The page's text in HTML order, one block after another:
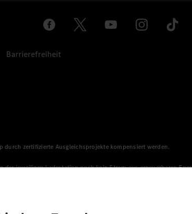
Barrierefreiheit
durch zertifizierte Ausgleichsprojekte kompensiert werden.
der jeweiligen Ladestation noch kein Strom aus erneuerbaren
Procedure) ermittelt. Die angegebenen Spannweiten beziehen sich